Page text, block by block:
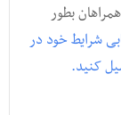
بطور
شرایط خود در
کنید.